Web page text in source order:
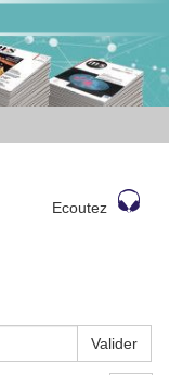
Ecoutez
Valider